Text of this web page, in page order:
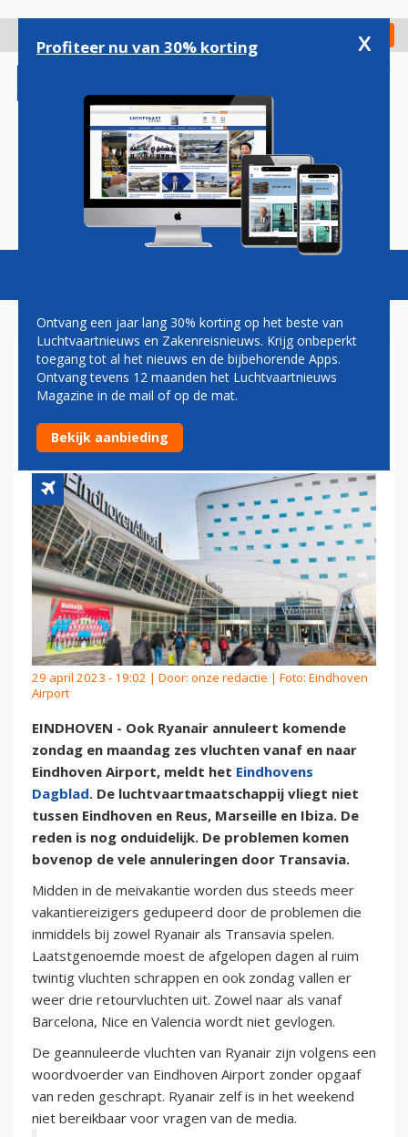
gaan
Check in
Magazine Podcasts Vacatures
OOK RYANAIR SCHRAPT
VLUCHTEN VANAF EN NAAR
EINDHOVEN AIRPORT
29 april 2023 - 19:02 | Door: onze redactie | Foto: Eindhoven
Airport
EINDHOVEN - Ook Ryanair annuleert komende
zondag en maandag zes vluchten vanaf en naar
Eindhoven Airport, meldt het Eindhovens
Dagblad. De luchtvaartmaatschappij vliegt niet
tussen Eindhoven en Reus, Marseille en Ibiza. De
reden is nog onduidelijk. De problemen komen
bovenop de vele annuleringen door Transavia.
Midden in de meivakantie worden dus steeds meer
vakantiereizigers gedupeerd door de problemen die
inmiddels bij zowel Ryanair als Transavia spelen.
Laatstgenoemde moest de afgelopen dagen al ruim
twintig vluchten schrappen en ook zondag vallen er
weer drie retourvluchten uit. Zowel naar als vanaf
Barcelona, Nice en Valencia wordt niet gevlogen.
De geannuleerde vluchten van Ryanair zijn volgens een
woordvoerder van Eindhoven Airport zonder opgaaf
van reden geschrapt. Ryanair zelf is in het weekend
niet bereikbaar voor vragen van de media.
Profiteer nu van 30% korting x
Ontvang een jaar lang 30% korting op het beste van
Luchtvaartnieuws en Zakenreisnieuws. Krijg onbeperkt
toegang tot al het nieuws en de bijbehorende Apps.
Ontvang tevens 12 maanden het Luchtvaartnieuws
Magazine in de mail of op de mat.
Bekijk aanbieding